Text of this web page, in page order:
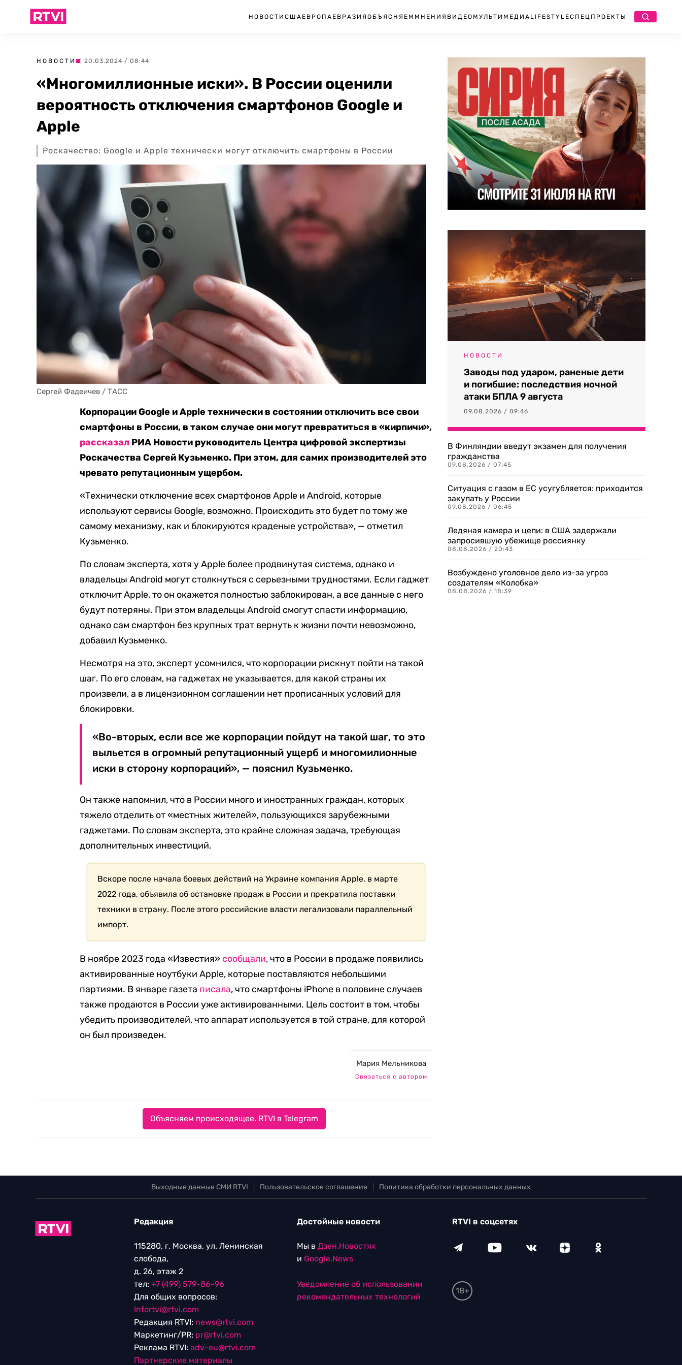
НОВОСТИ США ЕВРОПА ЕВРАЗИЯ ОБЪЯСНЯЕМ МНЕНИЯ ВИДЕО МУЛЬТИМЕДИА LIFESTYLEСПЕЦПРОЕКТЫ
НОВОСТИ | 20.03.2024 / 08:44
«Многомиллионные иски». В России оценили
вероятность отключения смартфонов Google и
Apple
Роскачество: Google и Apple технически могут отключить смартфоны в России
Сергей Фадеичев / ТАСС
Корпорации Google и Apple технически в состоянии отключить все свои
смартфоны в России, в таком случае они могут превратиться в «кирпичи»,
рассказал РИА Новости руководитель Центра цифровой экспертизы
Роскачества Сергей Кузьменко. При этом, для самих производителей это
чревато репутационным ущербом.
«Технически отключение всех смартфонов Apple и Android, которые
используют сервисы Google, возможно. Происходить это будет по тому же
самому механизму, как и блокируются краденые устройства», — отметил
Кузьменко.
По словам эксперта, хотя у Apple более продвинутая система, однако и
владельцы Android могут столкнуться с серьезными трудностями. Если гаджет
отключит Apple, то он окажется полностью заблокирован, а все данные с него
будут потеряны. При этом владельцы Android смогут спасти информацию,
однако сам смартфон без крупных трат вернуть к жизни почти невозможно,
добавил Кузьменко.
Несмотря на это, эксперт усомнился, что корпорации рискнут пойти на такой
шаг. По его словам, на гаджетах не указывается, для какой страны их
произвели, а в лицензионном соглашении нет прописанных условий для
блокировки.
«Во-вторых, если все же корпорации пойдут на такой шаг, то это
выльется в огромный репутационный ущерб и многомилионные
иски в сторону корпораций», — пояснил Кузьменко.
Он также напомнил, что в России много и иностранных граждан, которых
тяжело отделить от «местных жителей», пользующихся зарубежными
гаджетами. По словам эксперта, это крайне сложная задача, требующая
дополнительных инвестиций.
Вскоре после начала боевых действий на Украине компания Apple, в марте
2022 года, объявила об остановке продаж в России и прекратила поставки
техники в страну. После этого российские власти легализовали параллельный
импорт.
В ноябре 2023 года «Известия» сообщали, что в России в продаже появились
активированные ноутбуки Apple, которые поставляются небольшими
партиями. В январе газета писала, что смартфоны iPhone в половине случаев
также продаются в России уже активированными. Цель состоит в том, чтобы
убедить производителей, что аппарат используется в той стране, для которой
он был произведен.
Мария Мельникова
Связаться с автором
Объясняем происходящее. RTVI в Telegram
НОВОСТИ
Заводы под ударом, раненые дети
и погибшие: последствия ночной
атаки БПЛА 9 августа
09.08.2026 / 09:46
В Финляндии введут экзамен для получения
гражданства
09.08.2026 / 07:45
Ситуация с газом в ЕС усугубляется: приходится
закупать у России
09.08.2026 / 06:45
Ледяная камера и цепи: в США задержали
запросившую убежище россиянку
08.08.2026 / 20:43
Возбуждено уголовное дело из-за угроз
создателям «Колобка»
08.08.2026 / 18:39
Выходные данные СМИ RTVI Пользовательское соглашение Политика обработки персональных данных
Редакция
115280, г. Москва, ул. Ленинская
слобода,
д. 26, этаж 2
тел: +7 (499) 579-86-96
Для общих вопросов:
Infortvi@rtvi.com
Редакция RTVI: news@rtvi.com
Маркетинг/PR: pr@rtvi.com
Реклама RTVI: adv-eu@rtvi.com
Партнерские материалы
Достойные новости
Мы в Дзен.Новостях
и Google.News
Уведомление об использовании
рекомендательных технологий
RTVI в соцсетях
18+